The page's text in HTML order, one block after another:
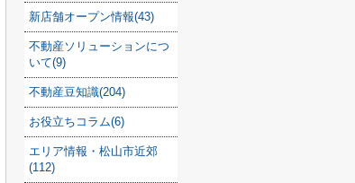
新店舗オープン情報(43)
不動産ソリューションにつ
いて(9)
不動産豆知識(204)
お役立ちコラム(6)
エリア情報・松山市近郊
(112)